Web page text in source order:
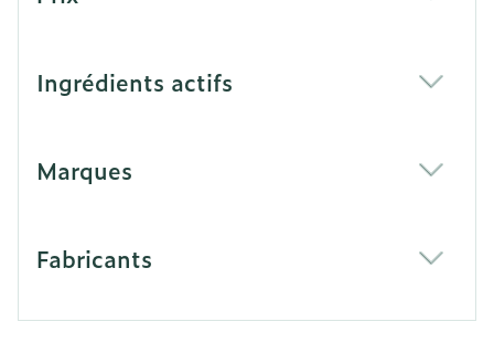
Ingrédients actifs
Marques
Fabricants